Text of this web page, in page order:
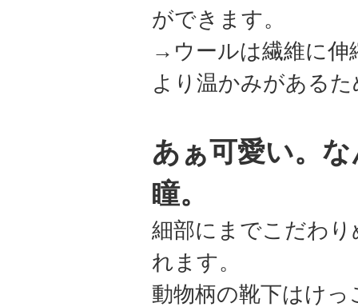
ができます。
→ウールは繊維に伸
より温かみがある
あぁ可愛い。
瞳。
細部にまでこだわ
れます。
動物柄の靴下はけ